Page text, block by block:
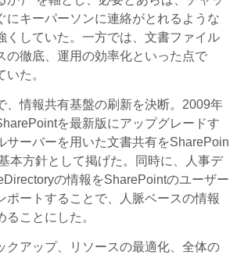
にキーパーソンに連絡がとれるような
くしていた。一方では、文書ファイル
の徹底、運用の効率化といった点で
た。
情報共有基盤の刷新を決断。2009年
を最新版にアップグレードす
サーバーを用いた文書共有をSharePoin
本方針として掲げた。同時に、人事デ
の情報をSharePointのユーザー
ポートすることで、人脈ベースの情報
ことにした。
アップ、リソースの最適化、全体の